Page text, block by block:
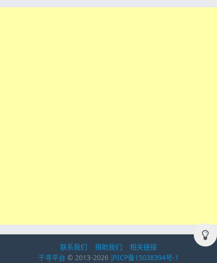
联系我们 捐助我们
相关链接
千寻平台 © 2013-2026 沪ICP备15038394号-1